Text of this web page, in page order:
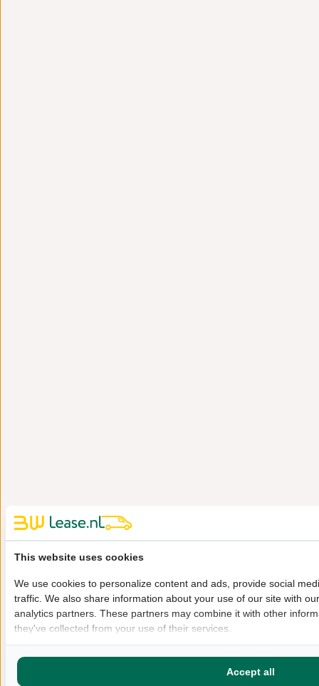
This website uses cookies
We use cookies to personalize content and ads, provide social
traffic. We also share information about your use of our site with
analytics partners. These partners may combine it with other
they've collected from your use of their services.
Accept all